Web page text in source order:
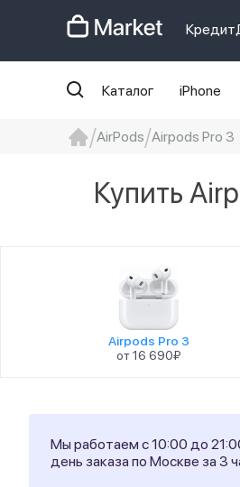
Кредит
Каталог iPhone
AirPods Airpods Pro 3
Купить
Airpods Pro 3
от 16 690₽
Мы работаем с 10:00 до
день заказа по Москве за 3